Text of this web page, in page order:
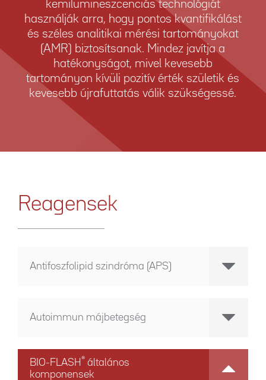
kemilumineszcenciás technológiát
használják arra, hogy pontos kvantifikálást
és széles analitikai mérési tartományokat
(AMR) biztosítsanak. Mindez javítja a
hatékonyságot, mivel kevesebb
tartományon kívüli pozitív érték születik és
kevesebb újrafuttatás válik szükségessé.
Reagensek
Antifoszfolipid szindróma (APS)
Autoimmun májbetegség
BIO-FLASH® általános
komponensek